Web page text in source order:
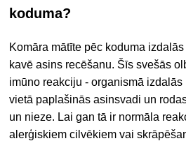
koduma?
Komāra mātīte pēc koduma
kavē asins recēšanu. Šīs svešās
imūno reakciju - organismā
vietā paplašinās asinsvadi un
un nieze. Lai gan tā ir normāla
alerģiskiem cilvēkiem vai